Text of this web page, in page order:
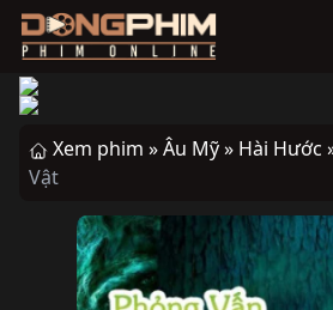
Xem phim »Âu Mỹ » Hài Hước
Vật